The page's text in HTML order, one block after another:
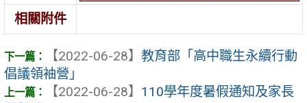
相關附件
【2022-06-28】 教育部「高中職生永續行動
倡議領袖營」
【2022-06-28】 110學年度暑假通知及家長